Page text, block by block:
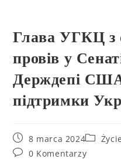
Глава УГКЦ з
провів у
Держдепі США
підтримки
8 marca 2024
0 Komentarzy